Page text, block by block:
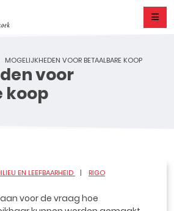
voor
koop
MOGELIJKHEDEN VOOR BETAALBARE KOOP
EN LEEFBAARHEID RIGO
voor de vraag hoe